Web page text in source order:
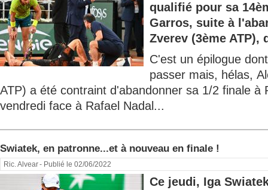
qualifié pour sa
Garros, suite à
Zverev (3ème
C'est un épilogue
passer mais, hélas,
ATP) a été contraint d'abandonner sa 1/2 finale à
vendredi face à Rafael Nadal...
Swiatek, en patronne...et à nouveau en finale !
Ric. Alvear- Publié le 02/06/2022
Ce jeudi, Iga